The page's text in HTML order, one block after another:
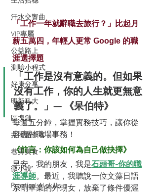
汗水交響曲
VIP專屬
公益路上
測驗小程式
好康分享
明新科大
區塊鏈
共同創作者
巷弄美食
微小說
Practical AI skills
「工作一年就辭職去旅行？」比起月
薪五萬四，年輕人更常 Google 的職
涯選擇題
「工作是沒有意義的。但如果
沒有工作，你的人生就更無意
義了。」— 《呆伯特》
每週五分鐘，掌握實務技巧，讓你從
容應對職場事務！
《前言：你該如何為自己做抉擇》
早安，我的朋友，我是石頭哥-你的職
涯導師。最近，我聽說一位文藻日語
系剛畢業的外甥女，放棄了條件優渥